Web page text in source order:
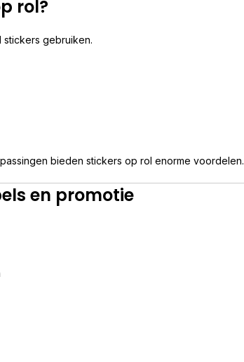
rol?
gebruiken.
bieden stickers op rol enorme voordelen.
en promotie